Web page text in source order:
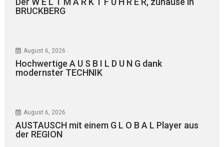
BRUCKBERG
August 6, 2026
Hochwertige A U S B I L D U N G dank
modernster TECHNIK
August 6, 2026
AUSTAUSCH mit einem G L O B A L Player aus
der REGION